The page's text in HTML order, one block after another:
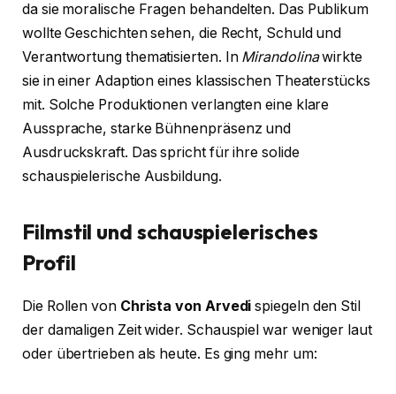
da sie moralische Fragen behandelten. Das Publikum
wollte Geschichten sehen, die Recht, Schuld und
Verantwortung thematisierten. In Mirandolinawirkte
sie in einer Adaption eines klassischen Theaterstücks
mit. Solche Produktionen verlangten eine klare
Aussprache, starke Bühnenpräsenz und
Ausdruckskraft. Das spricht für ihre solide
schauspielerische Ausbildung.
Filmstil und schauspielerisches
Profil
Die Rollen von Christa von Arvedi spiegeln den Stil
der damaligen Zeit wider. Schauspiel war weniger laut
oder übertrieben als heute. Es ging mehr um: